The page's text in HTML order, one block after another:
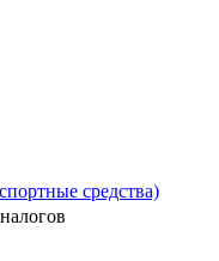
средства)